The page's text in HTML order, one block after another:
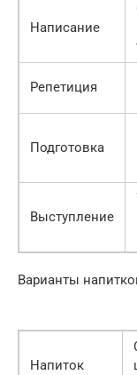
Написание
Репетиция
Подготовка
Выступление
Варианты
Напиток